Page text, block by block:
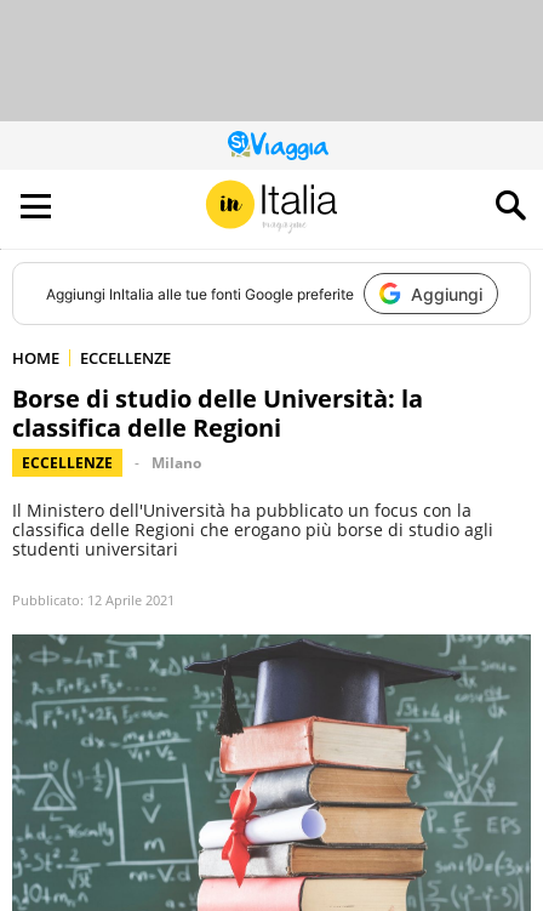
QUESTO
SITO
CONTRIBUISCE
ALL’AUDIENCE
DI
Aggiungi InItalia alle tue fonti Google preferite Aggiungi
HOME ECCELLENZE
Borse di studio delle Università: la
classifica delle Regioni
ECCELLENZE Milano
Il Ministero dell'Università ha pubblicato un focus con la
classifica delle Regioni che erogano più borse di studio agli
studenti universitari
Pubblicato: 12 Aprile 2021